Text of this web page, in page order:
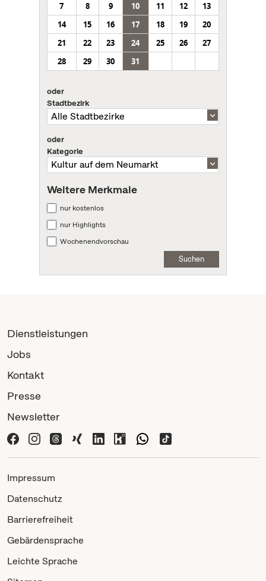
7
8 9 10 11 12
13
14
15 16 17 18 19
20
21
22 23 24 25 26
27
28
29 30 31
oder
Stadtbezirk
oder
Kategorie
Weitere Merkmale
nur kostenlos
nur Highlights
Wochenendvorschau
Suchen
Dienstleistungen
Jobs
Kontakt
Presse
Newsletter
Impressum
Datenschutz
Barrierefreiheit
Gebärdensprache
Leichte Sprache